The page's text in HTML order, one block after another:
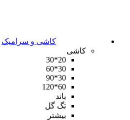
کاشی و سرامیک
کاشی
20*30
30*60
30*90
60*120
باند
تگ گل
بیشتر